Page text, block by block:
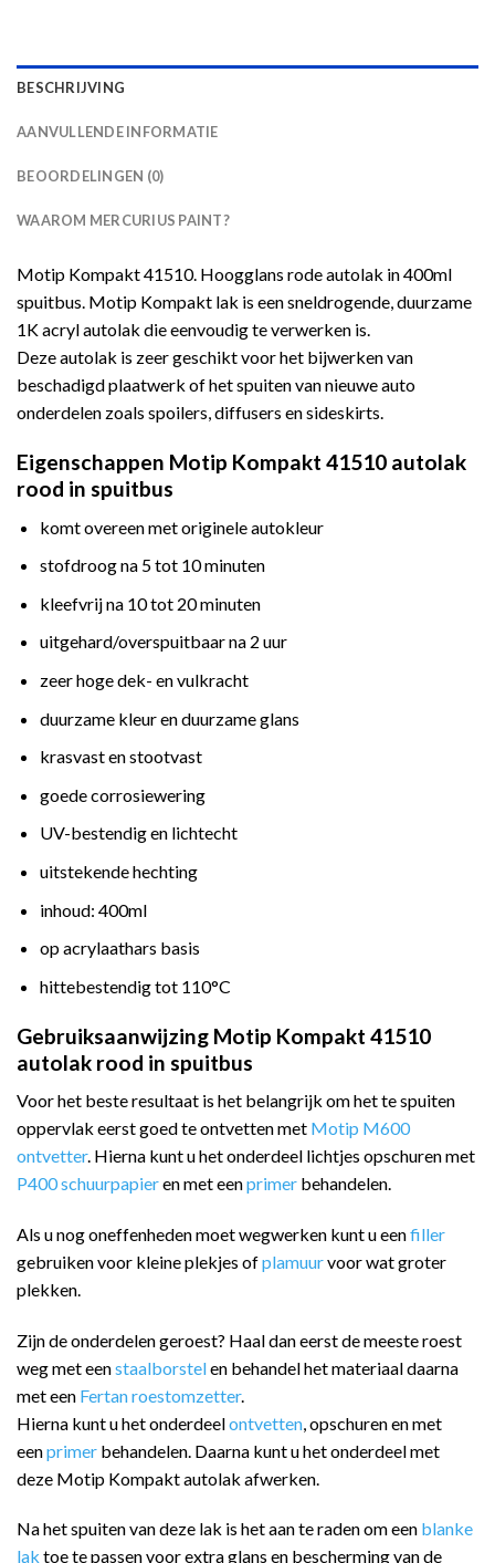
BESCHRIJVING
AANVULLENDE INFORMATIE
BEOORDELINGEN (0)
WAAROM MERCURIUS PAINT?
Motip Kompakt 41510. Hoogglans rode autolak in 400ml
spuitbus. Motip Kompakt lak is een sneldrogende, duurzame
1K acryl autolak die eenvoudig te verwerken is.
Deze autolak is zeer geschikt voor het bijwerken van
beschadigd plaatwerk of het spuiten van nieuwe auto
onderdelen zoals spoilers, diffusers en sideskirts.
Eigenschappen Motip Kompakt 41510 autolak
rood in spuitbus
komt overeen met originele autokleur
stofdroog na 5 tot 10 minuten
kleefvrij na 10 tot 20 minuten
uitgehard/overspuitbaar na 2 uur
zeer hoge dek- en vulkracht
duurzame kleur en duurzame glans
krasvast en stootvast
goede corrosiewering
UV-bestendig en lichtecht
uitstekende hechting
inhoud: 400ml
op acrylaathars basis
hittebestendig tot 110°C
Gebruiksaanwijzing Motip Kompakt 41510
autolak rood in spuitbus
Voor het beste resultaat is het belangrijk om het te spuiten
oppervlak eerst goed te ontvetten met Motip M600
ontvetter. Hierna kunt u het onderdeel lichtjes opschuren met
P400 schuurpapieren met eenprimer behandelen.
Als u nog oneffenheden moet wegwerken kunt u eenfiller
gebruiken voor kleine plekjes ofplamuurvoor wat groter
plekken.
Zijn de onderdelen geroest? Haal dan eerst de meeste roest
weg met eenstaalborstelen behandel het materiaal daarna
met een Fertan roestomzetter.
Hierna kunt u het onderdeelontvetten , opschuren en met
eenprimer behandelen. Daarna kunt u het onderdeel met
deze Motip Kompakt autolak afwerken.
Na het spuiten van deze lak is het aan te raden om een blanke
lak toe te passen voor extra glans en bescherming van de